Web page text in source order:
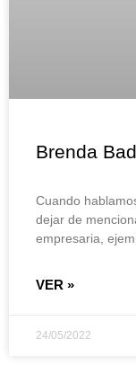
Brenda
Cuando
dejar de
empresaria,
VER »
24/05/2022